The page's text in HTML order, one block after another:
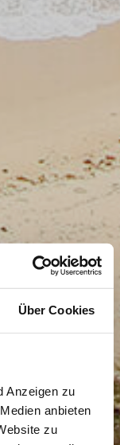
Über Cookies
Anzeigen zu
anbieten
zu